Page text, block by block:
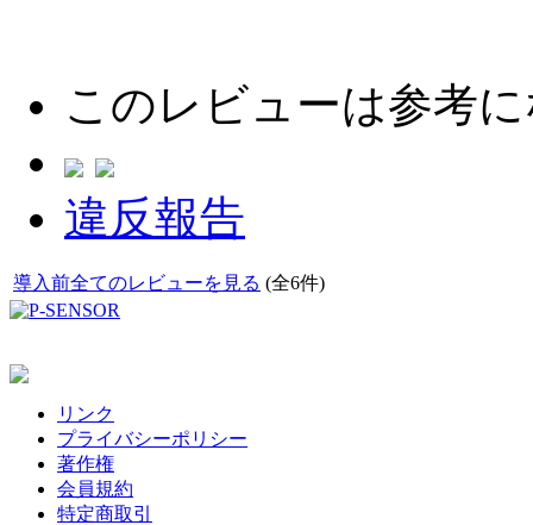
このレビューは参考
違反報告
導入前全てのレビューを見る (全6件)
リンク
プライバシーポリシー
著作権
会員規約
特定商取引